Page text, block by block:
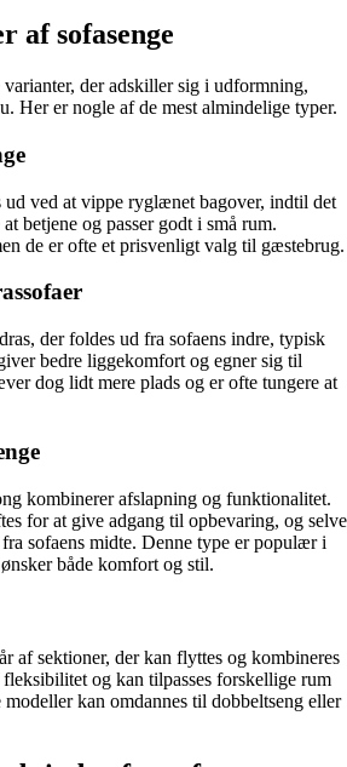
af sofasenge
varianter, der adskiller sig i udformning,
Her er nogle af de mest almindelige typer.
ved at vippe ryglænet bagover, indtil det
betjene og passer godt i små rum.
de er ofte et prisvenligt valg til gæstebrug.
der foldes ud fra sofaens indre, typisk
bedre liggekomfort og egner sig til
dog lidt mere plads og er ofte tungere at
kombinerer afslapning og funktionalitet.
for at give adgang til opbevaring, og selve
sofaens midte. Denne type er populær i
både komfort og stil.
af sektioner, der kan flyttes og kombineres
og kan tilpasses forskellige rum
kan omdannes til dobbeltseng eller